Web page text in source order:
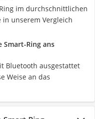
im durchschnittlichen
unserem Vergleich
Smart-Ring ans
Bluetooth ausgestattet
Weise an das